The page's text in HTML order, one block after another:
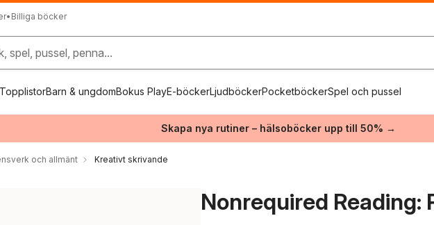
• Billiga böcker
spel, pussel, penna...
TopplistorBarn & ungdomBokus PlayE-böckerLjudböckerPocketböckerSpel och pussel
Skapa nya rutiner – hälsoböcker upp till 50% →
och allmänt Kreativt skrivande
Nonrequired Reading: